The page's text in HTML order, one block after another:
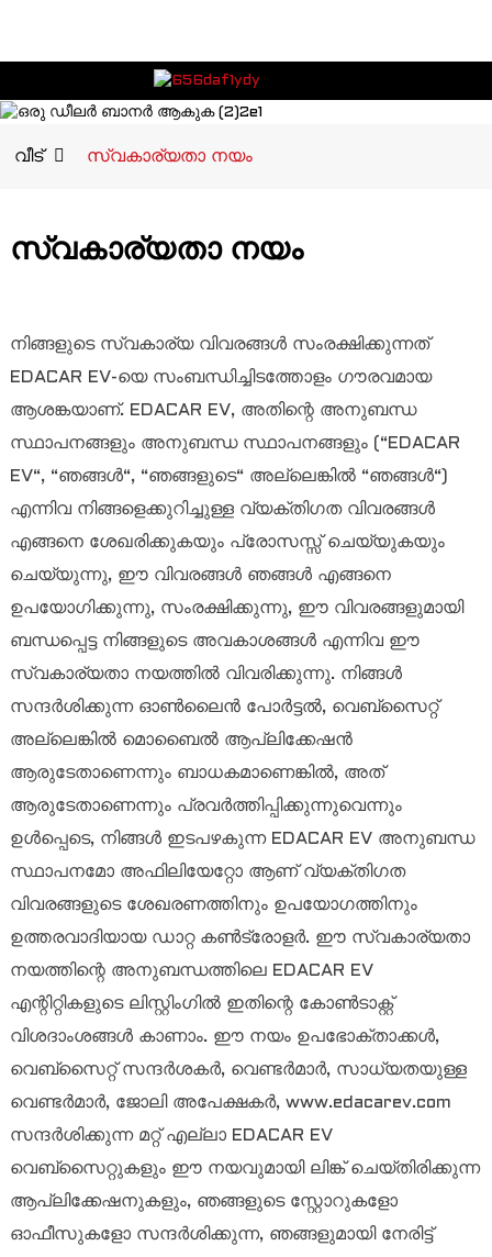
വീട് സ്വകാര്യതാ നയം
സ്വകാര്യതാ നയം
നിങ്ങളുടെ സ്വകാര്യ വിവരങ്ങൾ സംരക്ഷിക്കുന്നത്
EDACAR EV-യെ സംബന്ധിച്ചിടത്തോളം ഗൗരവമായ
ആശങ്കയാണ്. EDACAR EV, അതിന്റെ അനുബന്ധ
സ്ഥാപനങ്ങളും അനുബന്ധ സ്ഥാപനങ്ങളും (“EDACAR
EV“, “ഞങ്ങൾ“, “ഞങ്ങളുടെ“ അല്ലെങ്കിൽ “ഞങ്ങൾ“)
എന്നിവ നിങ്ങളെക്കുറിച്ചുള്ള വ്യക്തിഗത വിവരങ്ങൾ
എങ്ങനെ ശേഖരിക്കുകയും പ്രോസസ്സ് ചെയ്യുകയും
ചെയ്യുന്നു, ഈ വിവരങ്ങൾ ഞങ്ങൾ എങ്ങനെ
ഉപയോഗിക്കുന്നു, സംരക്ഷിക്കുന്നു, ഈ വിവരങ്ങളുമായി
ബന്ധപ്പെട്ട നിങ്ങളുടെ അവകാശങ്ങൾ എന്നിവ ഈ
സ്വകാര്യതാ നയത്തിൽ വിവരിക്കുന്നു. നിങ്ങൾ
സന്ദർശിക്കുന്ന ഓൺലൈൻ പോർട്ടൽ, വെബ്‌സൈറ്റ്
അല്ലെങ്കിൽ മൊബൈൽ ആപ്ലിക്കേഷൻ
ആരുടേതാണെന്നും ബാധകമാണെങ്കിൽ, അത്
ആരുടേതാണെന്നും പ്രവർത്തിപ്പിക്കുന്നുവെന്നും
ഉൾപ്പെടെ, നിങ്ങൾ ഇടപഴകുന്ന EDACAR EV അനുബന്ധ
സ്ഥാപനമോ അഫിലിയേറ്റോ ആണ് വ്യക്തിഗത
വിവരങ്ങളുടെ ശേഖരണത്തിനും ഉപയോഗത്തിനും
ഉത്തരവാദിയായ ഡാറ്റ കൺട്രോളർ. ഈ സ്വകാര്യതാ
നയത്തിന്റെ അനുബന്ധത്തിലെ EDACAR EV
എന്റിറ്റികളുടെ ലിസ്റ്റിംഗിൽ ഇതിന്റെ കോൺടാക്റ്റ്
വിശദാംശങ്ങൾ കാണാം. ഈ നയം ഉപഭോക്താക്കൾ,
വെബ്‌സൈറ്റ് സന്ദർശകർ, വെണ്ടർമാർ, സാധ്യതയുള്ള
വെണ്ടർമാർ, ജോലി അപേക്ഷകർ, www.edacarev.com
സന്ദർശിക്കുന്ന മറ്റ് എല്ലാ EDACAR EV
വെബ്‌സൈറ്റുകളും ഈ നയവുമായി ലിങ്ക് ചെയ്‌തിരിക്കുന്ന
ആപ്ലിക്കേഷനുകളും, ഞങ്ങളുടെ സ്റ്റോറുകളോ
ഓഫീസുകളോ സന്ദർശിക്കുന്ന, ഞങ്ങളുമായി നേരിട്ട്